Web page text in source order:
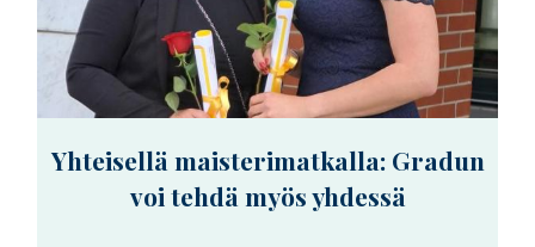
Yhteisellä maisterimatkalla: Gradun
voi tehdä myös yhdessä